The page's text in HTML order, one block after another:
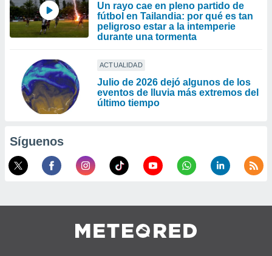
Un rayo cae en pleno partido de
fútbol en Tailandia: por qué es tan
peligroso estar a la intemperie
durante una tormenta
ACTUALIDAD
Julio de 2026 dejó algunos de los
eventos de lluvia más extremos del
último tiempo
Síguenos